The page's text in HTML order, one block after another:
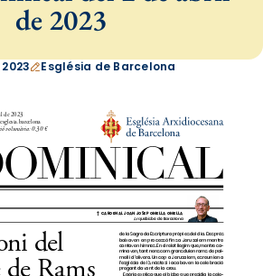
de 2023
Església de Barcelona